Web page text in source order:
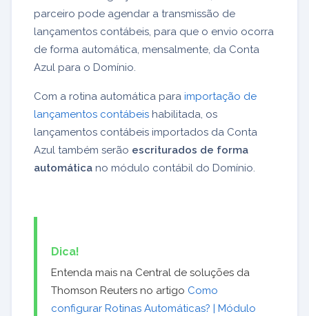
parceiro pode agendar a transmissão de
lançamentos contábeis, para que o envio ocorra
de forma automática, mensalmente, da Conta
Azul para o Domínio.
Com a rotina automática para importação de
lançamentos contábeis habilitada, os
lançamentos contábeis importados da Conta
Azul também serão escriturados de forma
automática no módulo contábil do Domínio.
Dica!
Entenda mais na Central de soluções da
Thomson Reuters no artigo Como
configurar Rotinas Automáticas? | Módulo